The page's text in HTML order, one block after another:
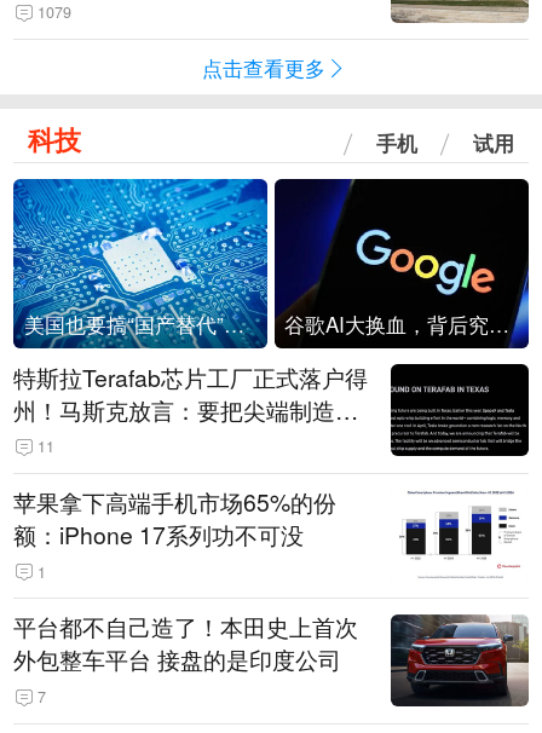
1079
点击查看更多
科技 手机 试用
美国也要搞“国产替代”？先算清三笔账 谷歌AI大换血，背后究竟发生了什么？
特斯拉Terafab芯片工厂正式落户得
州！马斯克放言：要把尖端制造带
回美国
11
苹果拿下高端手机市场65%的份
额：iPhone 17系列功不可没
1
平台都不自己造了！本田史上首次
外包整车平台 接盘的是印度公司
7